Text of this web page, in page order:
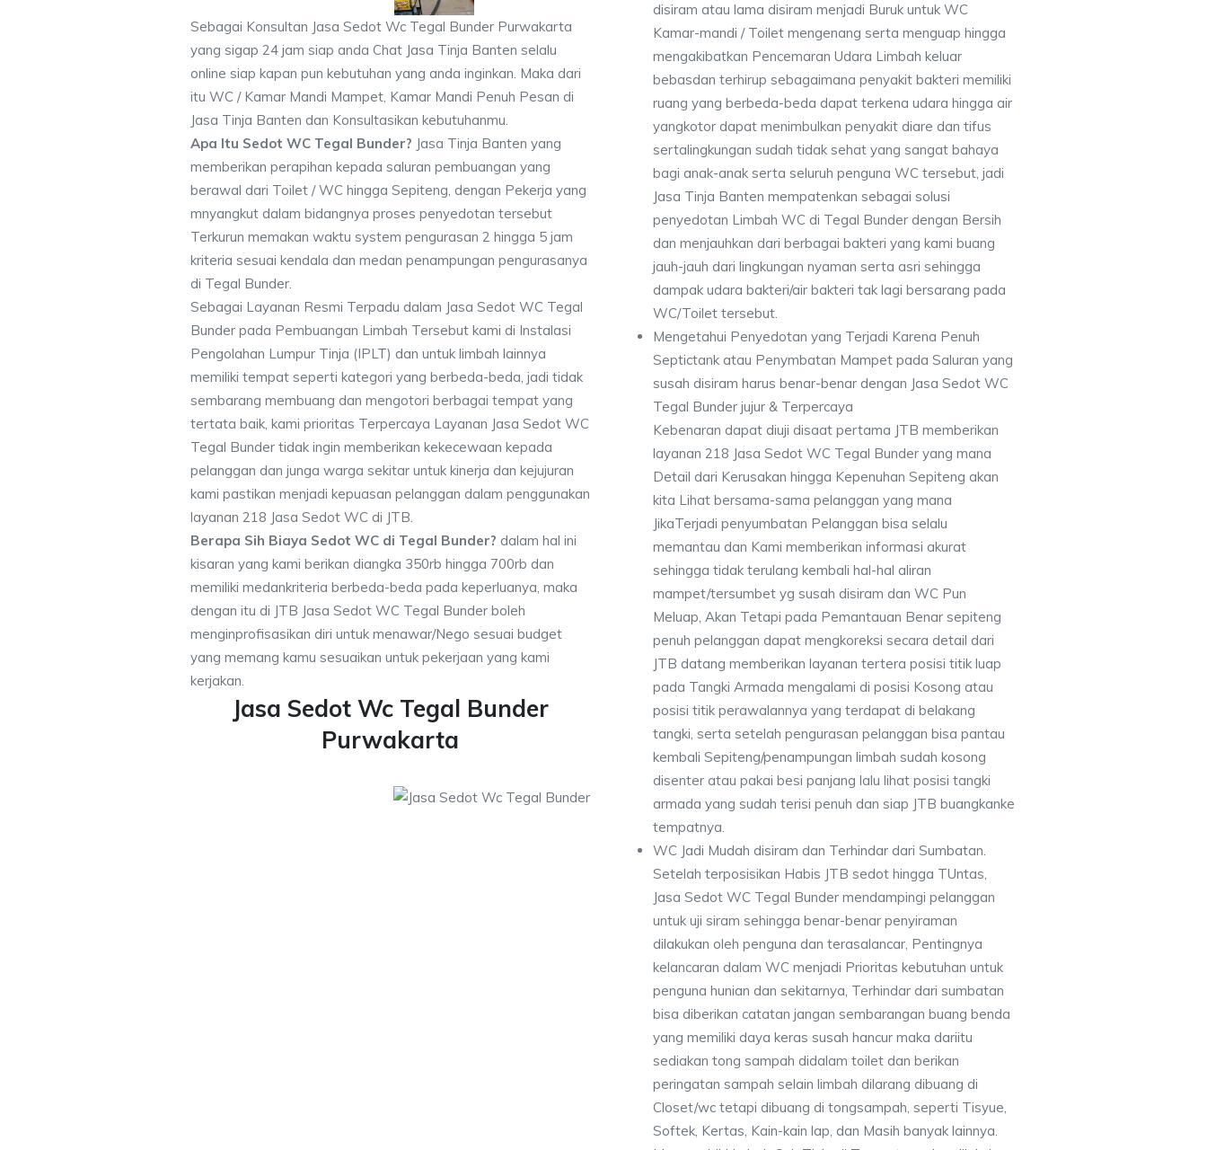
Sebagai Konsultan Jasa Sedot Wc Tegal Bunder Purwakarta
yang sigap 24 jam siap anda Chat Jasa Tinja Banten selalu
online siap kapan pun kebutuhan yang anda inginkan. Maka dari
itu WC / Kamar Mandi Mampet, Kamar Mandi Penuh Pesan di
Jasa Tinja Banten dan Konsultasikan kebutuhanmu.
Apa Itu Sedot WC Tegal Bunder? Jasa Tinja Banten yang
memberikan perapihan kepada saluran pembuangan yang
berawal dari Toilet / WC hingga Sepiteng, dengan Pekerja yang
mnyangkut dalam bidangnya proses penyedotan tersebut
Terkurun memakan waktu system pengurasan 2 hingga 5 jam
kriteria sesuai kendala dan medan penampungan pengurasanya
di Tegal Bunder.
Sebagai Layanan Resmi Terpadu dalam Jasa Sedot WC Tegal
Bunder pada Pembuangan Limbah Tersebut kami di Instalasi
Pengolahan Lumpur Tinja (IPLT) dan untuk limbah lainnya
memiliki tempat seperti kategori yang berbeda-beda, jadi tidak
sembarang membuang dan mengotori berbagai tempat yang
tertata baik, kami prioritas Terpercaya Layanan Jasa Sedot WC
Tegal Bunder tidak ingin memberikan kekecewaan kepada
pelanggan dan junga warga sekitar untuk kinerja dan kejujuran
kami pastikan menjadi kepuasan pelanggan dalam penggunakan
layanan 218 Jasa Sedot WC di JTB.
Berapa Sih Biaya Sedot WC di Tegal Bunder? dalam hal ini
kisaran yang kami berikan diangka 350rb hingga 700rb dan
memiliki medankriteria berbeda-beda pada keperluanya, maka
dengan itu di JTB Jasa Sedot WC Tegal Bunder boleh
menginprofisasikan diri untuk menawar/Nego sesuai budget
yang memang kamu sesuaikan untuk pekerjaan yang kami
kerjakan.
Jasa Sedot Wc Tegal Bunder
Purwakarta
disiram atau lama disiram menjadi Buruk untuk WC
Kamar-mandi / Toilet mengenang serta menguap hingga
mengakibatkan Pencemaran Udara Limbah keluar
bebasdan terhirup sebagaimana penyakit bakteri memiliki
ruang yang berbeda-beda dapat terkena udara hingga air
yangkotor dapat menimbulkan penyakit diare dan tifus
sertalingkungan sudah tidak sehat yang sangat bahaya
bagi anak-anak serta seluruh penguna WC tersebut, jadi
Jasa Tinja Banten mempatenkan sebagai solusi
penyedotan Limbah WC di Tegal Bunder dengan Bersih
dan menjauhkan dari berbagai bakteri yang kami buang
jauh-jauh dari lingkungan nyaman serta asri sehingga
dampak udara bakteri/air bakteri tak lagi bersarang pada
WC/Toilet tersebut.
Mengetahui Penyedotan yang Terjadi Karena Penuh
Septictank atau Penymbatan Mampet pada Saluran yang
susah disiram harus benar-benar dengan Jasa Sedot WC
Tegal Bunder jujur & Terpercaya
Kebenaran dapat diuji disaat pertama JTB memberikan
layanan 218 Jasa Sedot WC Tegal Bunder yang mana
Detail dari Kerusakan hingga Kepenuhan Sepiteng akan
kita Lihat bersama-sama pelanggan yang mana
JikaTerjadi penyumbatan Pelanggan bisa selalu
memantau dan Kami memberikan informasi akurat
sehingga tidak terulang kembali hal-hal aliran
mampet/tersumbet yg susah disiram dan WC Pun
Meluap, Akan Tetapi pada Pemantauan Benar sepiteng
penuh pelanggan dapat mengkoreksi secara detail dari
JTB datang memberikan layanan tertera posisi titik luap
pada Tangki Armada mengalami di posisi Kosong atau
posisi titik perawalannya yang terdapat di belakang
tangki, serta setelah pengurasan pelanggan bisa pantau
kembali Sepiteng/penampungan limbah sudah kosong
disenter atau pakai besi panjang lalu lihat posisi tangki
armada yang sudah terisi penuh dan siap JTB buangkanke
tempatnya.
WC Jadi Mudah disiram dan Terhindar dari Sumbatan.
Setelah terposisikan Habis JTB sedot hingga TUntas,
Jasa Sedot WC Tegal Bunder mendampingi pelanggan
untuk uji siram sehingga benar-benar penyiraman
dilakukan oleh penguna dan terasalancar, Pentingnya
kelancaran dalam WC menjadi Prioritas kebutuhan untuk
penguna hunian dan sekitarnya, Terhindar dari sumbatan
bisa diberikan catatan jangan sembarangan buang benda
yang memiliki daya keras susah hancur maka dariitu
sediakan tong sampah didalam toilet dan berikan
peringatan sampah selain limbah dilarang dibuang di
Closet/wc tetapi dibuang di tongsampah, seperti Tisyue,
Softek, Kertas, Kain-kain lap, dan Masih banyak lainnya.